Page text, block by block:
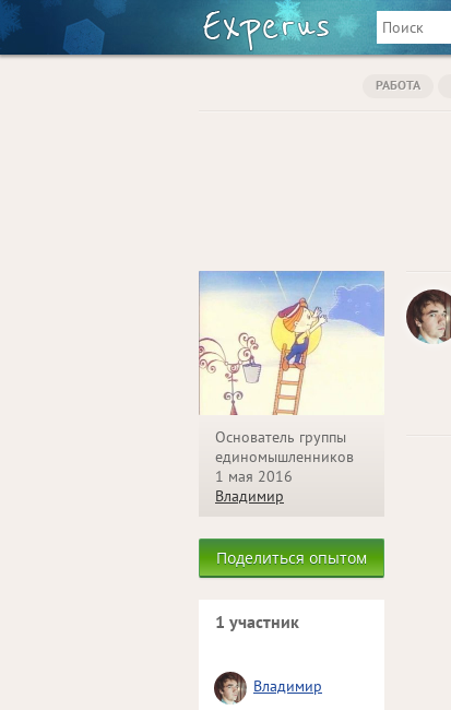
РАБОТА
Основатель группы
единомышленников
1 мая 2016
Владимир
Поделиться опытом
1 участник
Владимир